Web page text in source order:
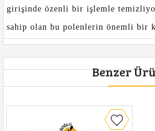
girişinde özenli bir işlemle
sahip olan bu polenlerin önemli bir
beslenme ihtiyacını karşılamada
proteinlerden, yüzde 45-60’lik
Benzer